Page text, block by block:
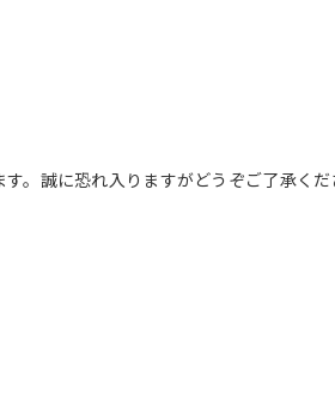
。誠に恐れ入りますがどうぞご了承くだ